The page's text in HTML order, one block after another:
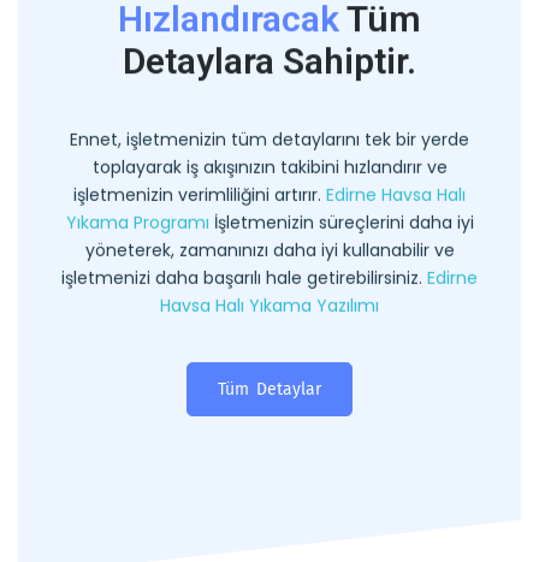
HızlandıracakTüm
Detaylara Sahiptir.
Ennet, işletmenizin tüm detaylarını tek bir yerde
toplayarak iş akışınızın takibini hızlandırır ve
işletmenizin verimliliğini artırır. Edirne Havsa Halı
Yıkama Programı İşletmenizin süreçlerini daha iyi
yöneterek, zamanınızı daha iyi kullanabilir ve
işletmenizi daha başarılı hale getirebilirsiniz. Edirne
Havsa Halı Yıkama Yazılımı
Tüm Detaylar